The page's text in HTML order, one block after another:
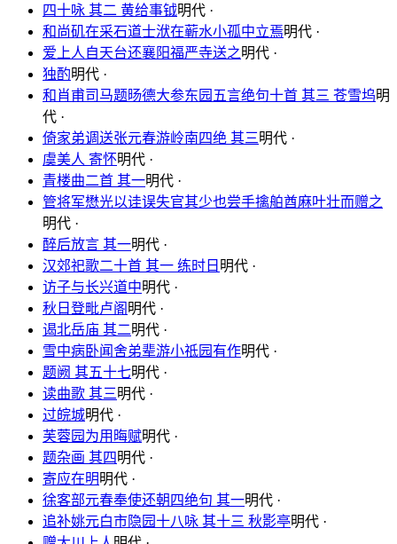
四十咏 其二 黄给事钺明代 ·
和尚矶在采石道士洑在蕲水小孤中立焉明代 ·
爱上人自天台还襄阳福严寺送之明代 ·
独酌明代 ·
和肖甫司马题旸德大参东园五言绝句十首 其三 苍雪坞明
代 ·
倚家弟调送张元春游岭南四绝 其三明代 ·
虞美人 寄怀明代 ·
青楼曲二首 其一明代 ·
管将军懋光以诖误失官其少也尝手擒舶酋麻叶壮而赠之
明代 ·
醉后放言 其一明代 ·
汉郊祀歌二十首 其一 练时日 明代 ·
访子与长兴道中明代 ·
秋日登毗卢阁 明代 ·
谒北岳庙 其二明代 ·
雪中病卧闻舍弟辈游小祗园有作明代 ·
题阙 其五十七明代 ·
读曲歌 其三明代 ·
过皖城明代 ·
芙蓉园为用晦赋明代 ·
题杂画 其四明代 ·
寄应在明明代 ·
徐客部元春奉使还朝四绝句 其一明代 ·
追补姚元白市隐园十八咏 其十三 秋影亭明代 ·